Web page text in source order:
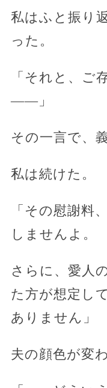
私はふと振り
った。
「それと、ご
——」
その一言で、
私は続けた。
「その慰謝料
しませんよ。
さらに、愛人
た方が想定し
ありません」
夫の顔色が変わ